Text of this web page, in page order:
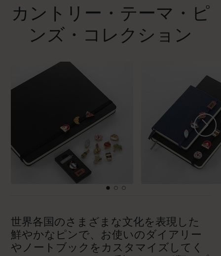
カントリー・テーマ・ピ
ンズ・コレクション
世界各国のさまざまな文化を表現した
鮮やかなピンで、お使いのダイアリー
やノートブックをカスタマイズしてく